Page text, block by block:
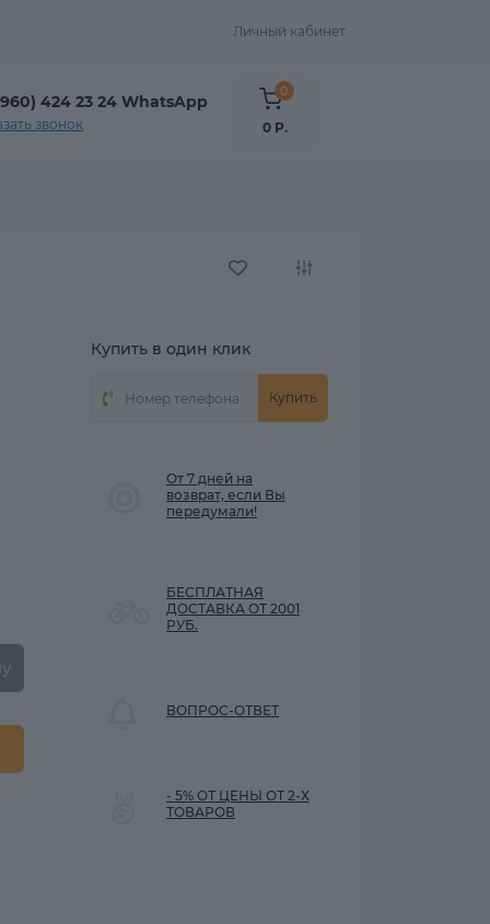
Личный кабинет
424 23 24 WhatsApp
звонок
0
0 Р.
Купить в один клик
Купить
От 7 дней на
возврат, если Вы
передумали!
БЕСПЛАТНАЯ
ДОСТАВКА ОТ 2001
РУБ.
ВОПРОС-ОТВЕТ
- 5% ОТ ЦЕНЫ ОТ 2-Х
ТОВАРОВ